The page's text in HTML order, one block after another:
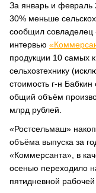
За январь и февраль
30% меньше
сообщил совладелец
интервью
продукции 10 самых
сельхозтехнику
стоимость г-н
общий объём
млрд рублей.
«Ростсельмаш»
объёма выпуска за
«Коммерсанта», в
осенью переходило
пятидневной